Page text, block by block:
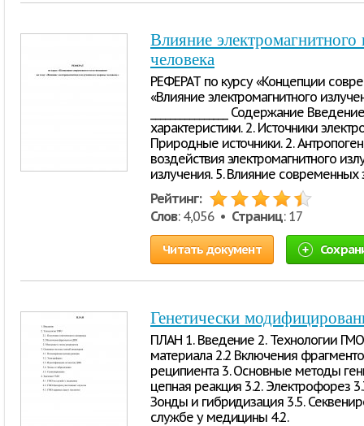
Влияние электромагнитного
человека
РЕФЕРАТ по курсу «Концепции
«Влияние электромагнитного
________________ Содержание
характеристики. 2. Источники
Природные источники. 2.
воздействия электромагнитного
излучения. 5. Влияние современных
Рейтинг:
Слов: 4,056 • Страниц: 17
Читать документ
Генетически
ПЛАН 1. Введение 2. Технологии
материала 2.2 Включения
реципиента 3. Основные методы
цепная реакция 3.2. Электрофорез
Зонды и гибридизация 3.5.
службе у медицины 4.2.